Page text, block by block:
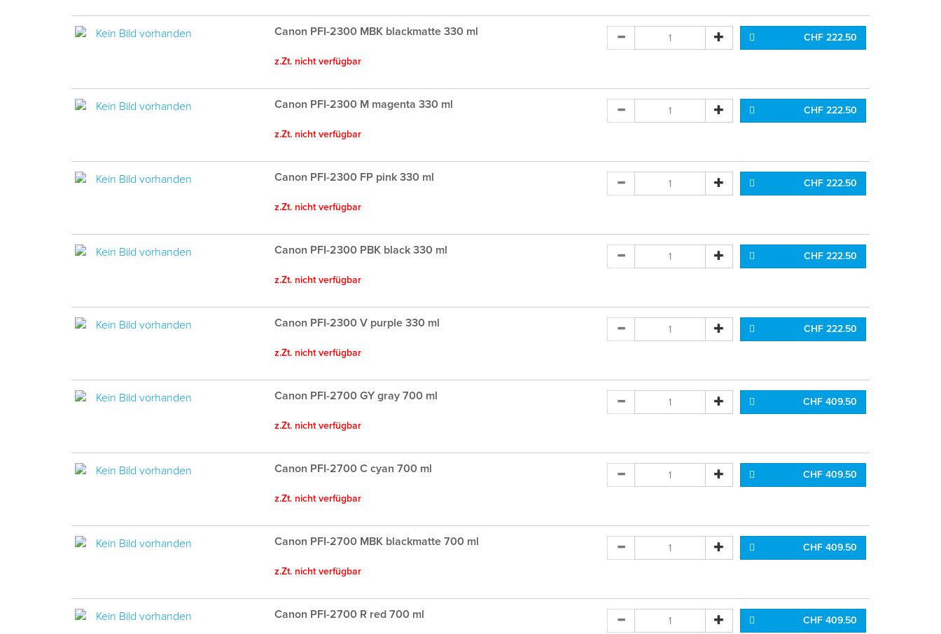
Canon PFI-2300 MBK blackmatte 330 ml
z.Zt. nicht verfügbar
CHF 222.50
Canon PFI-2300 M magenta 330 ml
z.Zt. nicht verfügbar
CHF 222.50
Canon PFI-2300 FP pink 330 ml
z.Zt. nicht verfügbar
CHF 222.50
Canon PFI-2300 PBK black 330 ml
z.Zt. nicht verfügbar
CHF 222.50
Canon PFI-2300 V purple 330 ml
z.Zt. nicht verfügbar
CHF 222.50
Canon PFI-2700 GY gray 700 ml
z.Zt. nicht verfügbar
CHF 409.50
Canon PFI-2700 C cyan 700 ml
z.Zt. nicht verfügbar
CHF 409.50
Canon PFI-2700 MBK blackmatte 700 ml
z.Zt. nicht verfügbar
CHF 409.50
Canon PFI-2700 R red 700 ml CHF 409.50